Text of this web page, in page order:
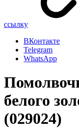
ссылку
ВКонтакте
Telegram
WhatsApp
белого
(029024)